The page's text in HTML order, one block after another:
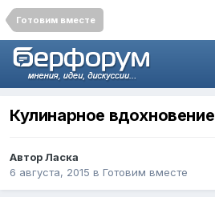
Готовим вместе
Кулинарное вдохновение
АвторЛаска
6 августа, 2015 в Готовим вместе